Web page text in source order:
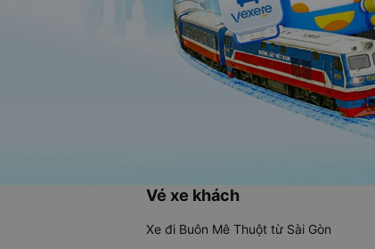
Vé xe khách
Xe đi Buôn Mê Thuột từ Sài Gòn